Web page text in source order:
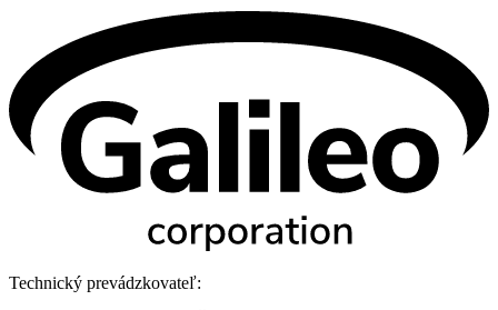
Technický prevádzkovateľ: